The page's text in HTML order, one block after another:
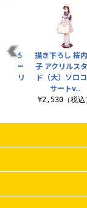
下ろ
キー
トリ
描き下ろし 桜
子 アクリルス
ド（大）ソロ
サートv..
¥2,530（税込